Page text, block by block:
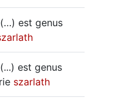
est genus
est genus
szarlath